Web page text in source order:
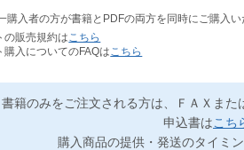
入者の方が書籍とPDFの両方を同時にご購入い
の販売規約は こちら
購入についてのFAQは こちら
書籍のみをご注文される方は、ＦＡＸまた
申込書はこち
購入商品の提供・発送のタイミ